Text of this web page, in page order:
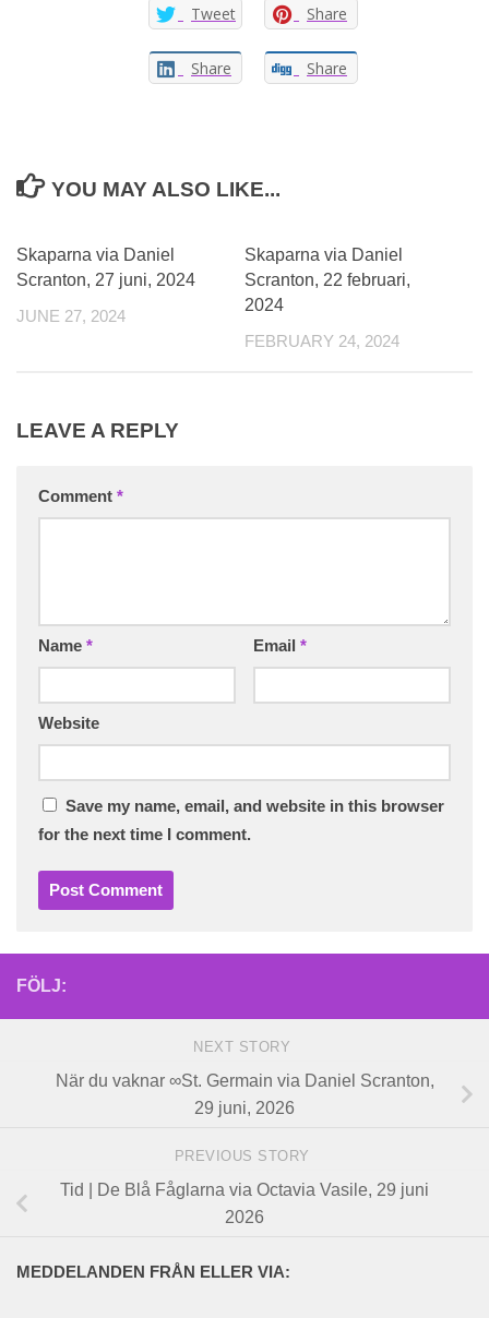
Tweet Share
Share Share
YOU MAY ALSO LIKE...
Skaparna via Daniel
Scranton, 27 juni, 2024
JUNE 27, 2024
Skaparna via Daniel
Scranton, 22 februari,
2024
FEBRUARY 24, 2024
LEAVE A REPLY
Comment *
Name * Email *
Website
Save my name, email, and website in this browser
for the next time I comment.
FÖLJ:
NEXT STORY
När du vaknar ∞St. Germain via Daniel Scranton,
29 juni, 2026
PREVIOUS STORY
Tid | De Blå Fåglarna via Octavia Vasile, 29 juni
2026
MEDDELANDEN FRÅN ELLER VIA: